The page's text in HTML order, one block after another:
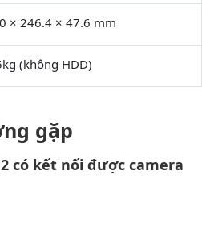
× 246.4 × 47.6 mm
(không HDD)
gặp
có kết nối được camera